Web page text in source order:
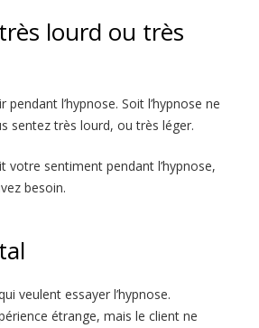
lourd ou très
l’hypnose. Soit l’hypnose ne
sentez très lourd, ou très léger.
votre sentiment pendant l’hypnose,
besoin.
veulent essayer l’hypnose.
étrange, mais le client ne